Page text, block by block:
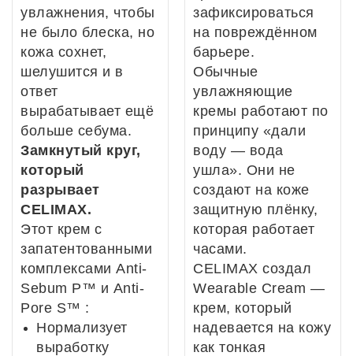
увлажнения, чтобы
не было блеска, но
кожа сохнет,
шелушится и в
ответ
вырабатывает ещё
больше себума.
Замкнутый круг,
который
разрывает
CELIMAX.
Этот крем с
запатентованными
комплексами Anti-
Sebum P™ и Anti-
Pore S™ :
Нормализует
выработку
зафиксироваться
на повреждённом
барьере.
Обычные
увлажняющие
кремы работают по
принципу «дали
воду — вода
ушла». Они не
создают на коже
защитную плёнку,
которая работает
часами.
CELIMAX создал
Wearable Cream —
крем, который
надевается на кожу
как тонкая